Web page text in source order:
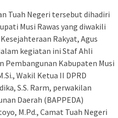
Tuah Negeri tersebut dihadiri
Musi Rawas yang diwakili
Rakyat, Agus
kegiatan ini Staf Ahli
Pembangunan Kabupaten Musi
Wakil Ketua II DPRD
S.S. Rarm, perwakilan
Daerah (BAPPEDA)
M.Pd., Camat Tuah Negeri